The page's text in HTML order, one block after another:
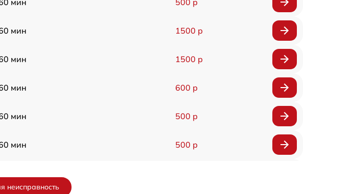
мин 500 р
мин 1500 р
мин 1500 р
мин 600 р
мин 500 р
мин 500 р
неисправность